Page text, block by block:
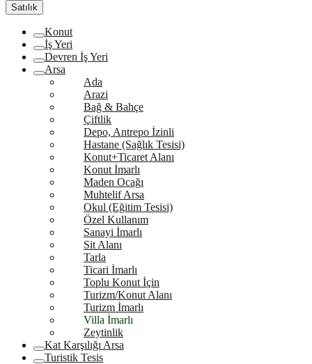
Satılık
Konut
İş Yeri
Devren İş Yeri
Arsa
Ada
Arazi
Bağ & Bahçe
Çiftlik
Depo, Antrepo İzinli
Hastane (Sağlık Tesisi)
Konut+Ticaret Alanı
Konut İmarlı
Maden Ocağı
Muhtelif Arsa
Okul (Eğitim Tesisi)
Özel Kullanım
Sanayi İmarlı
Sit Alanı
Tarla
Ticari İmarlı
Toplu Konut İçin
Turizm/Konut Alanı
Turizm İmarlı
Villa İmarlı
Zeytinlik
Kat Karşılığı Arsa
Turistik Tesis